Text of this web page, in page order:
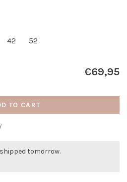
42 52
€69,95
TO CART
tomorrow.